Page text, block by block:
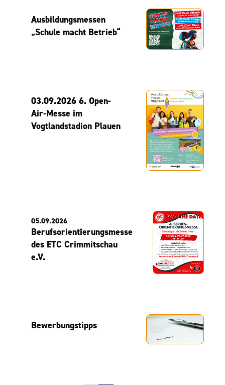
Ausbildungsmessen
„Schule macht Betrieb“
03.09.2026 6. Open-
Air-Messe im
Vogtlandstadion Plauen
05.09.2026
Berufsorientierungsmesse
des ETC Crimmitschau
e.V.
Bewerbungstipps